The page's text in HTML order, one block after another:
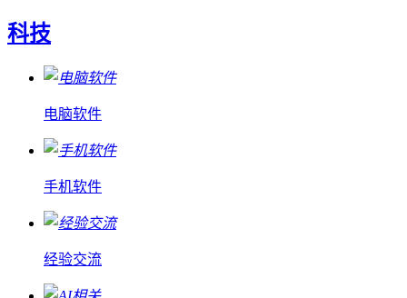
科技
电脑软件
手机软件
经验交流